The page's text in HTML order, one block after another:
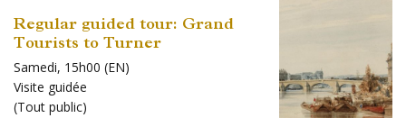
Regular guided tour: Grand
Tourists to Turner
Samedi, 15h00 (EN)
Visite guidée
(Tout public)